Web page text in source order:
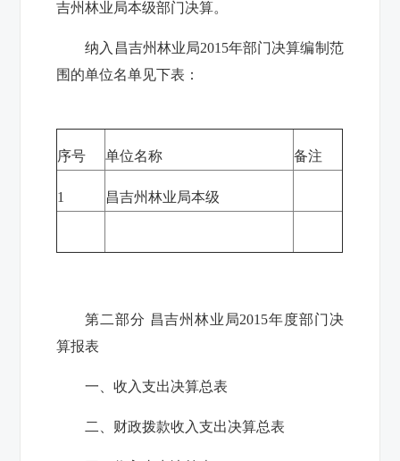
吉州林业局本级部门决算。
纳入昌吉州林业局2015年部门决算编制范
围的单位名单见下表：
序号 单位名称 备注
1 昌吉州林业局本级
第二部分 昌吉州林业局2015年度部门决
算报表
一、收入支出决算总表
二、财政拨款收入支出决算总表